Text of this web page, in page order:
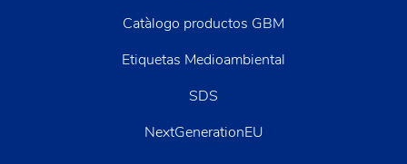
Catàlogo productos GBM
Etiquetas Medioambiental
SDS
NextGenerationEU